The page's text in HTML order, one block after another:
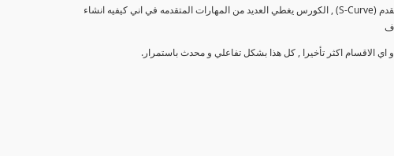
تهدف هذه الدورة إلى تزويد المشاركين بالمهارات والمعرفة اللازمة لإنشاء وتحليل منحنيات التقدم (S-Curve) , الكورس يغطي العديد من المهارات المتقدمه في اني كيفيه انشاء